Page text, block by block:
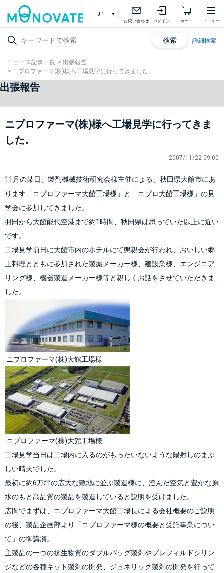
お問い合わせ ログイン カート メニュー
検索 詳細検索
ニュース記事一覧 > 出張報告
> ニプロファーマ(株)様へ工場見学に行ってきました。
出張報告
ニプロファーマ(株)様へ工場見学に行ってきま
した。
2007/11/22 09:00
11月の某日、製剤機械技術研究会様主催による、秋田県大館市にあ
ります「ニプロファーマ大館工場様」と「ニプロ大館工場様」の見
学会に参加してきました。
羽田から大館能代空港まで約1時間、秋田県は思っていた以上に近い
です。
工場見学前日に大館市内のホテルにて懇親会が行われ、おいしい郷
土料理とともに参加された製薬メーカー様、建設業様、エンジニア
リング様、機器製造メーカー様等と親しくお話をさせていただきま
した。
ニプロファーマ(株)大館工場様
ニプロファーマ(株)大館工場様
工場見学当日は工場内に入るのがもったいないような陽射しのまぶ
しい晴天でした。
最初に約6万坪の広大な敷地に並ぶ製造棟に、澄んだ空気と豊かな原
水のもと高品質の製品を製造していると説明を受けました。
広間でまずは、ニプロファーマ大館工場長による会社概要のご説明
の後、製品企画部より「ニプロファーマ様の概要と受託事業につい
て」の御講演。
主製品の一つの抗生物質のダブルバッグ製剤やプレフィルドシリン
ジなどの各種キット製剤の開発、ジュネリック製剤の開発を行って